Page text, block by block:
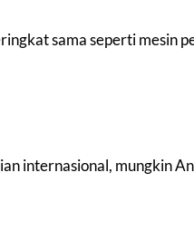
sama seperti mesin
internasional, mungkin